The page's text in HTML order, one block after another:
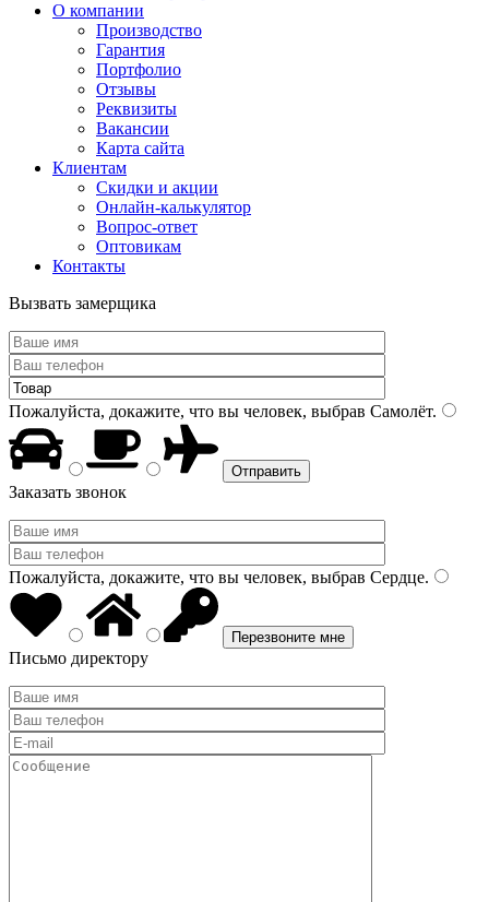
О компании
Производство
Гарантия
Портфолио
Отзывы
Реквизиты
Вакансии
Карта сайта
Клиентам
Скидки и акции
Онлайн-калькулятор
Вопрос-ответ
Оптовикам
Контакты
Вызвать замерщика
Пожалуйста, докажите, что вы человек, выбрав Самолёт.
Заказать звонок
Пожалуйста, докажите, что вы человек, выбрав Сердце.
Письмо директору